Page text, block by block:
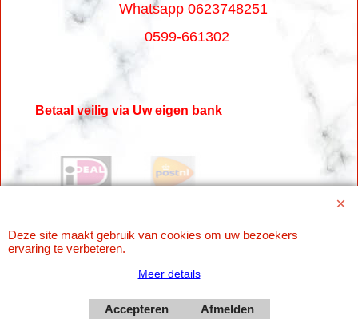
Whatsapp 0623748251
0599-661302
Betaal veilig via Uw eigen bank
Webwinkel gemaakt met
ShopFactory webwinkel
software.
Deze site maakt gebruik van cookies om uw bezoekers
ervaring te verbeteren.
Meer details
Accepteren Afmelden